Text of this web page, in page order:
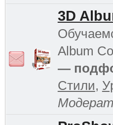
3D
Album
—
Стили,